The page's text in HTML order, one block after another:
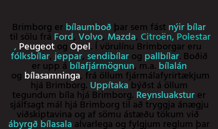
Brimborg er bílaumboð þar sem fást nýir bílar
til sölu frá Ford, Volvo, Mazda, Citroën,Polestar
, Peugeotog Opel. Í vörulínu Brimborgar eru
fólksbílar,jeppar, sendibílarog pallbílar. Boðið
er upp ábílafjármögnun, m.a. bílalán
og bílasamninga, frá öllum fjármálafyrirtækjum
hjá Brimborg. Uppítakabýðst á öllum
tegundum bíla hjá Brimborg. Reynsluaksturer
sjálfsagt mál hjá Brimborg til að tryggja ánægju
viðskiptavina og af sömu ástæðu tökum við
ábyrgð bílasala alvarlega og fylgjum reglum þar